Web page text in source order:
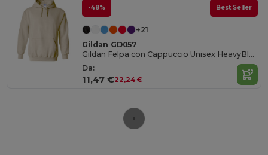
-48% Best Seller
+21
Gildan GD057
Gildan Felpa con Cappuccio Unisex HeavyBlend™ per Tutte le Occasioni
Da:
11,47 €22,24 €